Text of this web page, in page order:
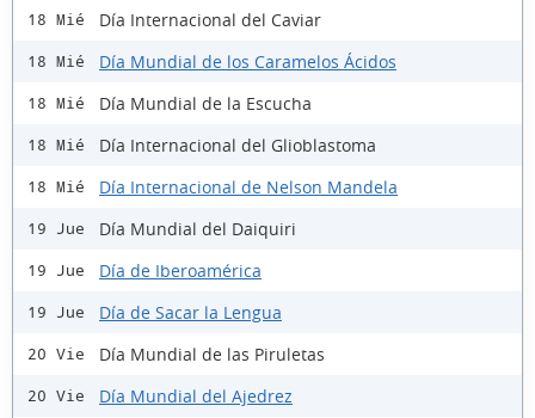
18 Mié Día Internacional del Caviar
18 Mié Día Mundial de los Caramelos Ácidos
18 Mié Día Mundial de la Escucha
18 Mié Día Internacional del Glioblastoma
18 Mié Día Internacional de Nelson Mandela
19 Jue Día Mundial del Daiquiri
19 Jue Día de Iberoamérica
19 Jue Día de Sacar la Lengua
20 Vie Día Mundial de las Piruletas
20 Vie Día Mundial del Ajedrez